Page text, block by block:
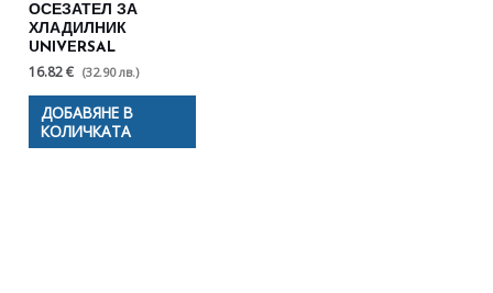
ОСЕЗАТЕЛ ЗА
ХЛАДИЛНИК
UNIVERSAL
16.82 € (32.90 лв.)
ДОБАВЯНЕ В
КОЛИЧКАТА